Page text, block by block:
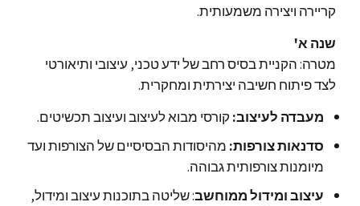
קריירה ויצירה משמעותית.
שנה א'
מטרה: הקניית בסיס רחב של ידע טכני, עיצובי ותיאורטי
לצד פיתוח חשיבה יצירתית ומחקרית.
מעבדה לעיצוב: קורסי מבוא לעיצוב ועיצוב תכשיטים.
סדנאות צורפות: מהיסודות הבסיסיים של הצורפות ועד
מיומנות צורפותית גבוהה.
עיצוב ומידול ממוחשב: שליטה בתוכנות עיצוב ומידול,